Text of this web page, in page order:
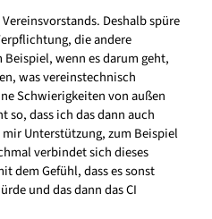
Deshalb spüre
die andere
wenn es darum geht,
was vereinstechnisch
Schwierigkeiten von außen
so, dass ich das dann auch
Unterstützung, zum Beispiel
verbindet sich dieses
dem Gefühl, dass es sonst
und das dann das CI